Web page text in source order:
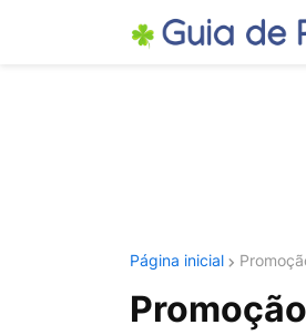
Página inicial